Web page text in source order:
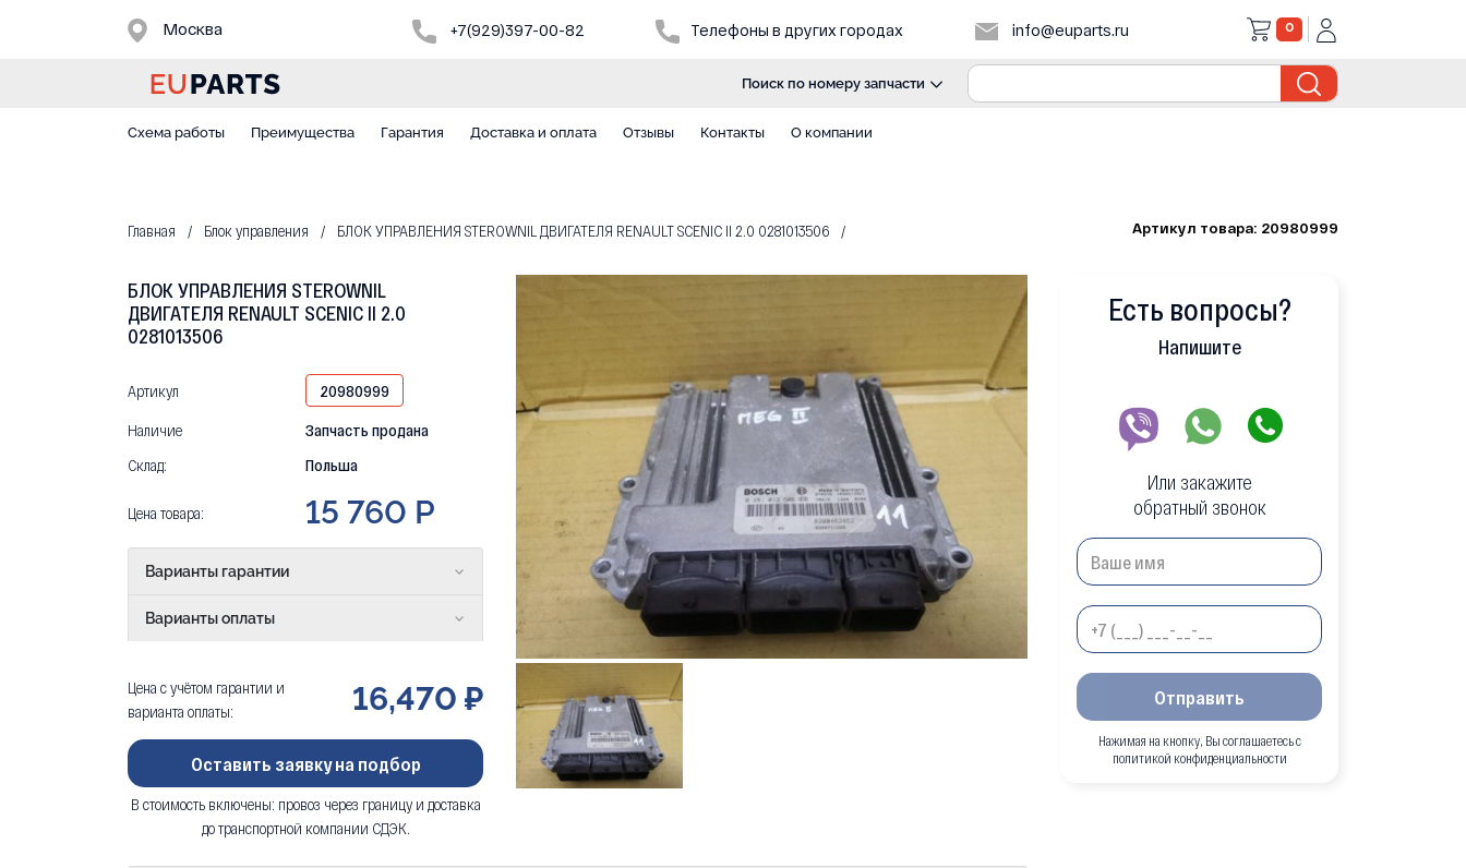
Москва +7(929)397-00-82 Телефоны в других городах info@euparts.ru 0
Поиск по номеру запчасти
Схема работы Преимущества Гарантия Доставка и оплата Отзывы Контакты О компании
Главная Блок управления БЛОК УПРАВЛЕНИЯ STEROWNIL ДВИГАТЕЛЯ RENAULT SCENIC II 2.0 0281013506 Артикул товара: 20980999
БЛОК УПРАВЛЕНИЯ STEROWNIL
ДВИГАТЕЛЯ RENAULT SCENIC II 2.0
0281013506
Артикул
20980999
Наличие
Запчасть продана
Склад:
Польша
Цена товара: 15 760 Р
Варианты гарантии
Варианты оплаты
Цена с учётом гарантии и
варианта оплаты:
16,470 ₽
Оставить заявку на подбор
В стоимость включены: провоз через границу и доставка
до транспортной компании СДЭК.
Есть вопросы?
Напишите
Или закажите
обратный звонок
Отправить
Нажимая на кнопку, Вы соглашаетесь с
политикой конфиденциальности